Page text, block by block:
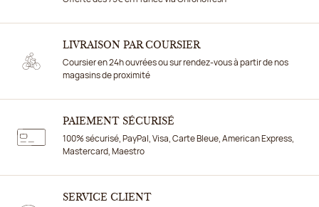
LIVRAISON PAR COURSIER
Coursier en 24h ouvrées ou sur rendez-vous à partir de nos
magasins de proximité
PAIEMENT SÉCURISÉ
100% sécurisé, PayPal, Visa, Carte Bleue, American Express,
Mastercard, Maestro
SERVICE CLIENT